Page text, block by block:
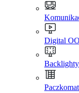
Digital
Backlighty